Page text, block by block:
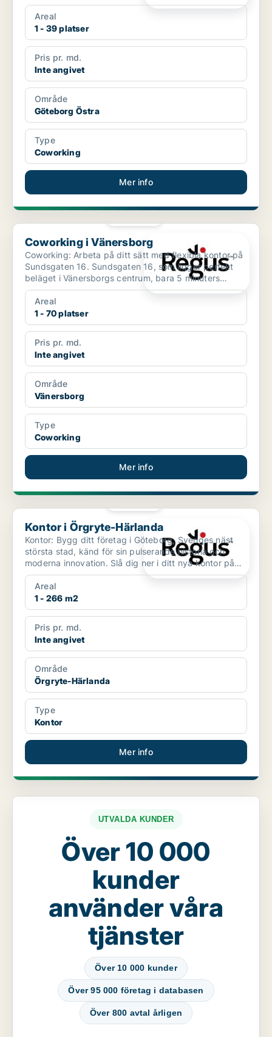
hist...
Areal
1 - 39 platser
Pris pr. md.
Inte angivet
Område
Göteborg Östra
Type
Coworking
Mer info
Coworking i Vänersborg
Coworking i Vänersborg
Coworking: Arbeta på ditt sätt med flexibla kontor på
Sundsgaten 16. Sundsgaten 16, som ligger perfekt
beläget i Vänersborgs centrum, bara 5 minuters
promena...
Areal
1 - 70 platser
Pris pr. md.
Inte angivet
Område
Vänersborg
Type
Coworking
Mer info
Kontor i Örgryte-Härlanda
Kontor i Örgryte-Härlanda
Kontor: Bygg ditt företag i Göteborg, Sveriges näst
största stad, känd för sin pulserande historia och
moderna innovation. Slå dig ner i ditt nya kontor på
G...
Areal
1 - 266 m2
Pris pr. md.
Inte angivet
Område
Örgryte-Härlanda
Type
Kontor
Mer info
UTVALDA KUNDER
Över 10 000
kunder
använder våra
tjänster
Över 10 000 kunder
Över 95 000 företag i databasen
Över 800 avtal årligen